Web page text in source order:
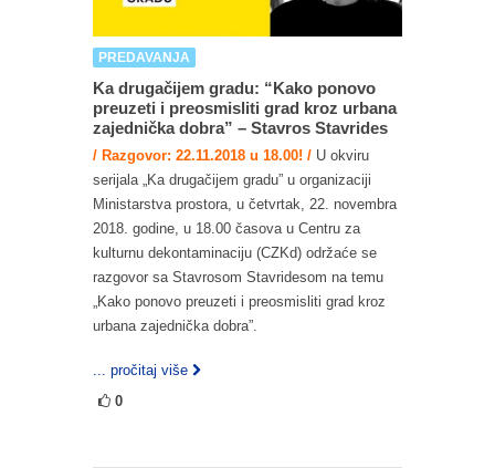
PREDAVANJA
Ka drugačijem gradu: “Kako ponovo
preuzeti i preosmisliti grad kroz urbana
zajednička dobra” – Stavros Stavrides
/ Razgovor: 22.11.2018 u 18.00! / U okviru
serijala „Ka drugačijem gradu” u organizaciji
Ministarstva prostora, u četvrtak, 22. novembra
2018. godine, u 18.00 časova u Centru za
kulturnu dekontaminaciju (CZKd) održaće se
razgovor sa Stavrosom Stavridesom na temu
„Kako ponovo preuzeti i preosmisliti grad kroz
urbana zajednička dobra”.
... pročitaj više
0